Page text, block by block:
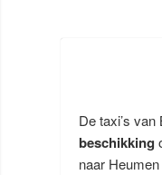
De taxi’s
beschikking
naar